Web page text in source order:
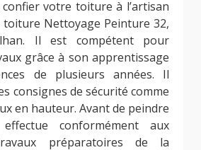
confier votre toiture à l’artisan
Nettoyage Peinture 32,
Il est compétent pour
grâce à son apprentissage
de plusieurs années. Il
consignes de sécurité comme
en hauteur. Avant de peindre
conformément aux
préparatoires de la